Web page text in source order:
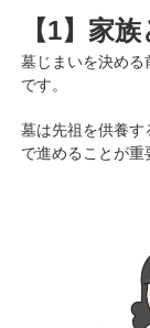
【1】家
墓じまいを決める
です。
墓は先祖を供養す
で進めることが重